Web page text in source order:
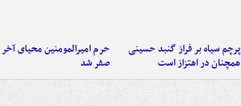
پرچم سیاه بر فراز گنبد حسینی
همچنان در اهتزاز است
حرم امیرالمومنین محیای آخر
صفر شد